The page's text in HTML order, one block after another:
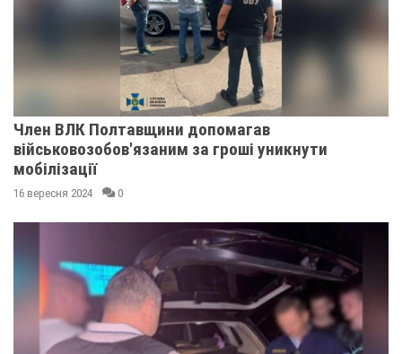
Член ВЛК Полтавщини допомагав
військовозобов'язаним за гроші уникнути
мобілізації
16 вересня 2024 0